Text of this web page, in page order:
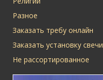
Разное
Заказать требу онлайн
Заказать установку свечи
Не рассортированное